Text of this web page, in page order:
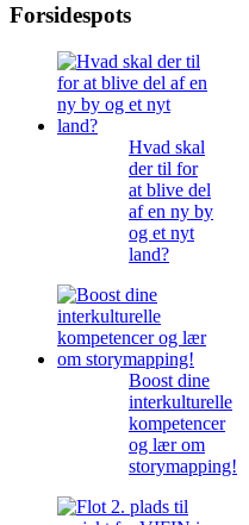
Forsidespots
Hvad skal
der til for
at blive del
af en ny by
og et nyt
land?
Boost dine
interkulturelle
kompetencer
og lær om
storymapping!